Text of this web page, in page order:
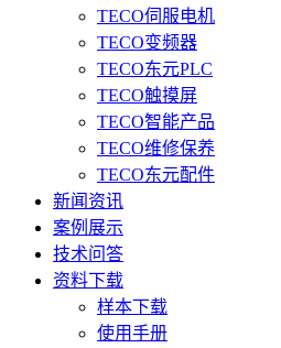
TECO伺服电机
TECO变频器
TECO东元PLC
TECO触摸屏
TECO智能产品
TECO维修保养
TECO东元配件
新闻资讯
案例展示
技术问答
资料下载
样本下载
使用手册